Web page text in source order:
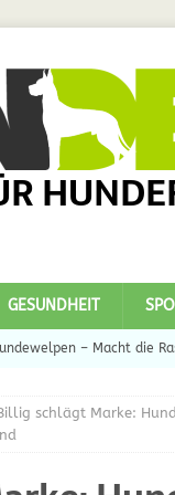
GESUNDHEIT
– Macht die
für Hunde – der
schlägt Marke: